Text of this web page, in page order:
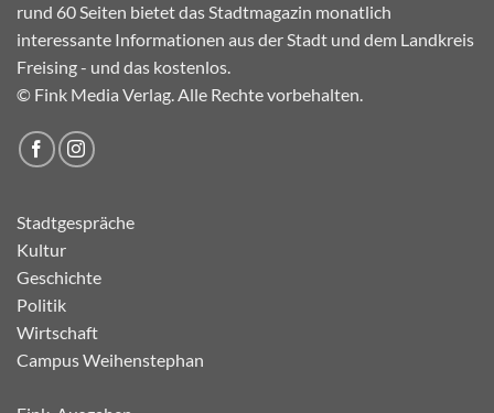
rund 60 Seiten bietet das Stadtmagazin monatlich
interessante Informationen aus der Stadt und dem Landkreis
Freising - und das kostenlos.
© Fink Media Verlag. Alle Rechte vorbehalten.
Stadtgespräche
Kultur
Geschichte
Politik
Wirtschaft
Campus Weihenstephan